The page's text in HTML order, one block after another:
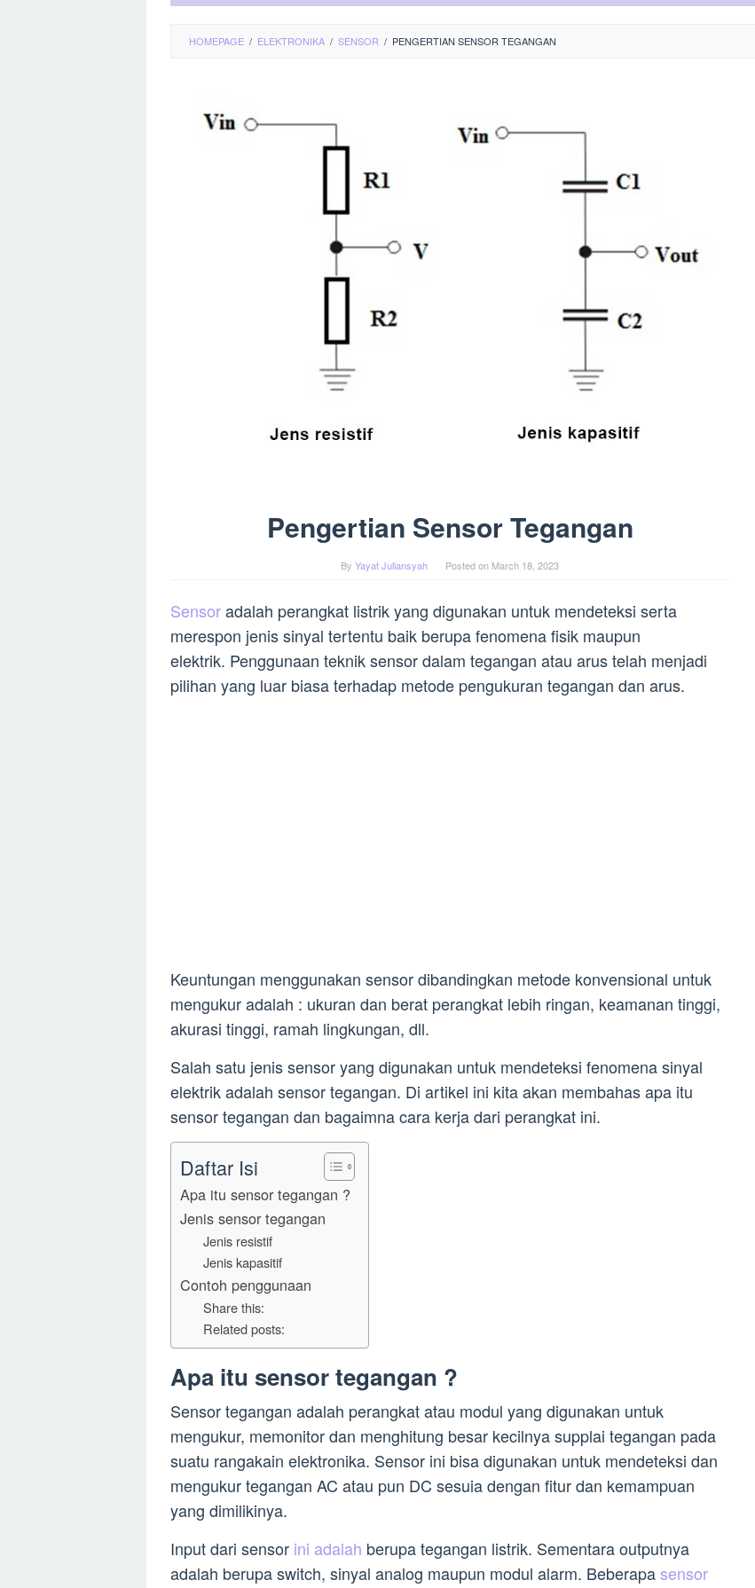
HOMEPAGE / ELEKTRONIKA / SENSOR / PENGERTIAN SENSOR TEGANGAN
Pengertian Sensor Tegangan
By Yayat Juliansyah Posted on March 18, 2023
Sensoradalah perangkat listrik yang digunakan untuk mendeteksi serta
merespon jenis sinyal tertentu baik berupa fenomena fisik maupun
elektrik. Penggunaan teknik sensor dalam tegangan atau arus telah menjadi
pilihan yang luar biasa terhadap metode pengukuran tegangan dan arus.
Keuntungan menggunakan sensor dibandingkan metode konvensional untuk
mengukur adalah : ukuran dan berat perangkat lebih ringan, keamanan tinggi,
akurasi tinggi, ramah lingkungan, dll.
Salah satu jenis sensor yang digunakan untuk mendeteksi fenomena sinyal
elektrik adalah sensor tegangan. Di artikel ini kita akan membahas apa itu
sensor tegangan dan bagaimna cara kerja dari perangkat ini.
Daftar Isi
Apa itu sensor tegangan ?
Jenis sensor tegangan
Jenis resistif
Jenis kapasitif
Contoh penggunaan
Share this:
Related posts:
Apa itu sensor tegangan ?
Sensor tegangan adalah perangkat atau modul yang digunakan untuk
mengukur, memonitor dan menghitung besar kecilnya supplai tegangan pada
suatu rangakain elektronika. Sensor ini bisa digunakan untuk mendeteksi dan
mengukur tegangan AC atau pun DC sesuia dengan fitur dan kemampuan
yang dimilikinya.
Input dari sensor ini adalah berupa tegangan listrik. Sementara outputnya
adalah berupa switch, sinyal analog maupun modul alarm. Beberapasensor